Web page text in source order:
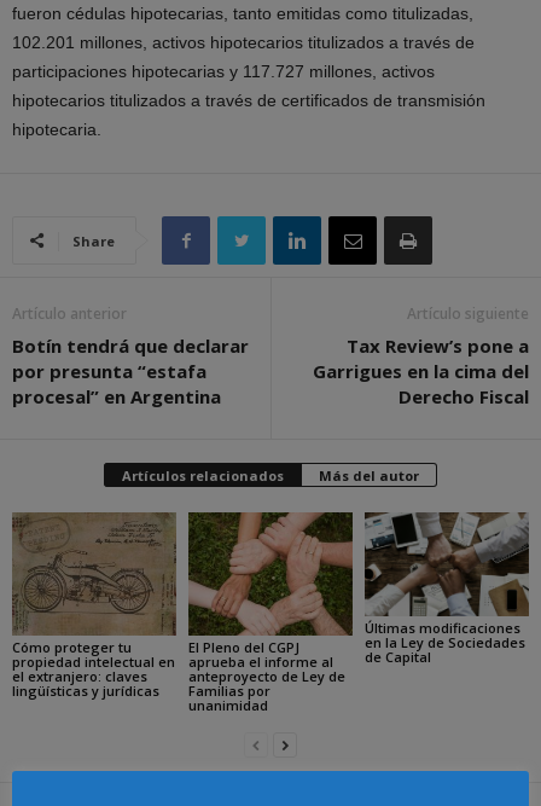
fueron cédulas hipotecarias, tanto emitidas como titulizadas,
102.201 millones, activos hipotecarios titulizados a través de
participaciones hipotecarias y 117.727 millones, activos
hipotecarios titulizados a través de certificados de transmisión
hipotecaria.
Share
Artículo anterior
Botín tendrá que declarar
por presunta “estafa
procesal” en Argentina
Artículo siguiente
Tax Review’s pone a
Garrigues en la cima del
Derecho Fiscal
Artículos relacionados Más del autor
Cómo proteger tu
propiedad intelectual en
el extranjero: claves
lingüísticas y jurídicas
El Pleno del CGPJ
aprueba el informe al
anteproyecto de Ley de
Familias por
unanimidad
Últimas modificaciones
en la Ley de Sociedades
de Capital